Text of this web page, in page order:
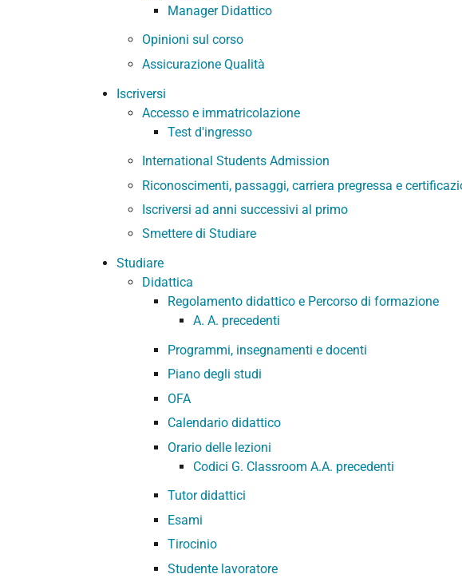
Manager Didattico
Opinioni sul corso
Assicurazione Qualità
Iscriversi
Accesso e immatricolazione
Test d'ingresso
International Students Admission
Riconoscimenti, passaggi, carriera pregressa e
Iscriversi ad anni successivi al primo
Smettere di Studiare
Studiare
Didattica
Regolamento didattico e Percorso di formazione
A. A. precedenti
Programmi, insegnamenti e docenti
Piano degli studi
OFA
Calendario didattico
Orario delle lezioni
Codici G. Classroom A.A. precedenti
Tutor didattici
Esami
Tirocinio
Studente lavoratore